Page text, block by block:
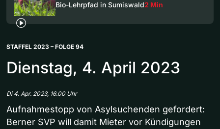
Bio-Lehrpfad in Sumiswald2 Min
STAFFEL 2023 – FOLGE 94
Dienstag, 4. April 2023
Di 4. Apr. 2023, 16.00 Uhr
Aufnahmestopp von Asylsuchenden gefordert:
Berner SVP will damit Mieter vor Kündigungen